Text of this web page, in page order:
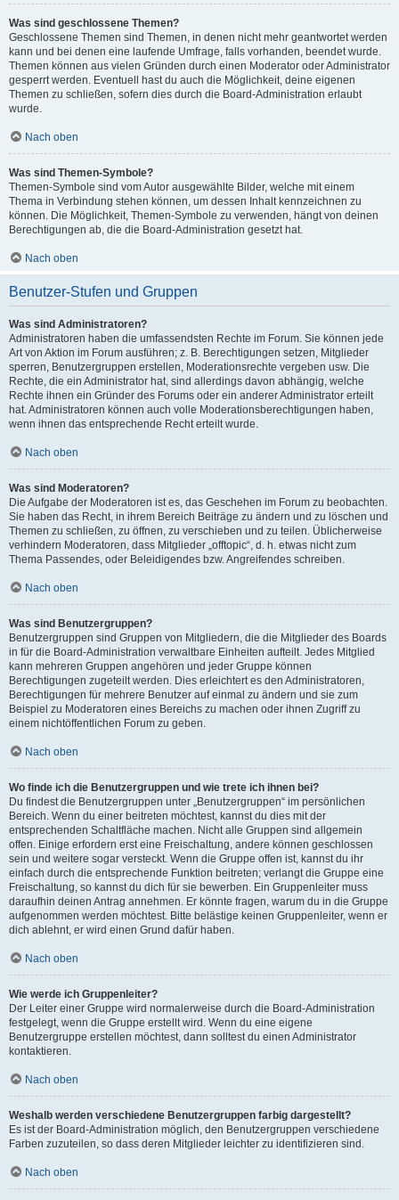
Was sind geschlossene Themen?
Geschlossene Themen sind Themen, in denen nicht mehr geantwortet werden
kann und bei denen eine laufende Umfrage, falls vorhanden, beendet wurde.
Themen können aus vielen Gründen durch einen Moderator oder Administrator
gesperrt werden. Eventuell hast du auch die Möglichkeit, deine eigenen
Themen zu schließen, sofern dies durch die Board-Administration erlaubt
wurde.
Nach oben
Was sind Themen-Symbole?
Themen-Symbole sind vom Autor ausgewählte Bilder, welche mit einem
Thema in Verbindung stehen können, um dessen Inhalt kennzeichnen zu
können. Die Möglichkeit, Themen-Symbole zu verwenden, hängt von deinen
Berechtigungen ab, die die Board-Administration gesetzt hat.
Nach oben
Benutzer-Stufen und Gruppen
Was sind Administratoren?
Administratoren haben die umfassendsten Rechte im Forum. Sie können jede
Art von Aktion im Forum ausführen; z. B. Berechtigungen setzen, Mitglieder
sperren, Benutzergruppen erstellen, Moderationsrechte vergeben usw. Die
Rechte, die ein Administrator hat, sind allerdings davon abhängig, welche
Rechte ihnen ein Gründer des Forums oder ein anderer Administrator erteilt
hat. Administratoren können auch volle Moderationsberechtigungen haben,
wenn ihnen das entsprechende Recht erteilt wurde.
Nach oben
Was sind Moderatoren?
Die Aufgabe der Moderatoren ist es, das Geschehen im Forum zu beobachten.
Sie haben das Recht, in ihrem Bereich Beiträge zu ändern und zu löschen und
Themen zu schließen, zu öffnen, zu verschieben und zu teilen. Üblicherweise
verhindern Moderatoren, dass Mitglieder „offtopic“, d. h. etwas nicht zum
Thema Passendes, oder Beleidigendes bzw. Angreifendes schreiben.
Nach oben
Was sind Benutzergruppen?
Benutzergruppen sind Gruppen von Mitgliedern, die die Mitglieder des Boards
in für die Board-Administration verwaltbare Einheiten aufteilt. Jedes Mitglied
kann mehreren Gruppen angehören und jeder Gruppe können
Berechtigungen zugeteilt werden. Dies erleichtert es den Administratoren,
Berechtigungen für mehrere Benutzer auf einmal zu ändern und sie zum
Beispiel zu Moderatoren eines Bereichs zu machen oder ihnen Zugriff zu
einem nichtöffentlichen Forum zu geben.
Nach oben
Wo finde ich die Benutzergruppen und wie trete ich ihnen bei?
Du findest die Benutzergruppen unter „Benutzergruppen“ im persönlichen
Bereich. Wenn du einer beitreten möchtest, kannst du dies mit der
entsprechenden Schaltfläche machen. Nicht alle Gruppen sind allgemein
offen. Einige erfordern erst eine Freischaltung, andere können geschlossen
sein und weitere sogar versteckt. Wenn die Gruppe offen ist, kannst du ihr
einfach durch die entsprechende Funktion beitreten; verlangt die Gruppe eine
Freischaltung, so kannst du dich für sie bewerben. Ein Gruppenleiter muss
daraufhin deinen Antrag annehmen. Er könnte fragen, warum du in die Gruppe
aufgenommen werden möchtest. Bitte belästige keinen Gruppenleiter, wenn er
dich ablehnt, er wird einen Grund dafür haben.
Nach oben
Wie werde ich Gruppenleiter?
Der Leiter einer Gruppe wird normalerweise durch die Board-Administration
festgelegt, wenn die Gruppe erstellt wird. Wenn du eine eigene
Benutzergruppe erstellen möchtest, dann solltest du einen Administrator
kontaktieren.
Nach oben
Weshalb werden verschiedene Benutzergruppen farbig dargestellt?
Es ist der Board-Administration möglich, den Benutzergruppen verschiedene
Farben zuzuteilen, so dass deren Mitglieder leichter zu identifizieren sind.
Nach oben